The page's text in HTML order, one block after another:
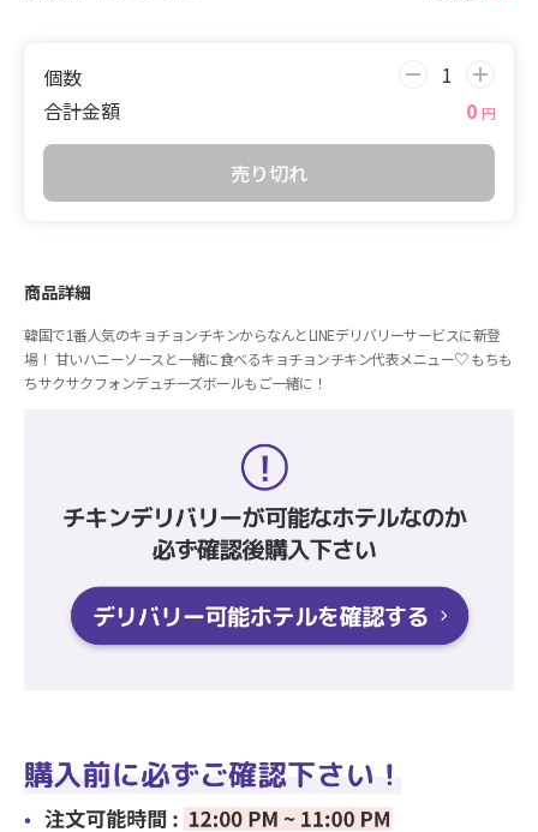
個数
合計金額
0 円
商品詳細
韓国で1番人気のキョチョンチキンからなんとLINEデリバリーサービスに新登
場！ 甘いハニーソースと一緒に食べるキョチョンチキン代表メニュー♡ もちも
ちサクサクフォンデュチーズボールもご一緒に！